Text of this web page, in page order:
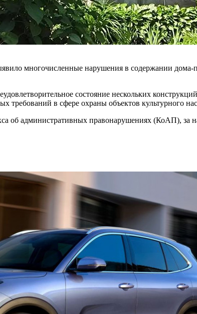
многочисленные нарушения в содержании
состояние нескольких
требований в сфере охраны объектов культурного
об административных правонарушениях (КоАП),